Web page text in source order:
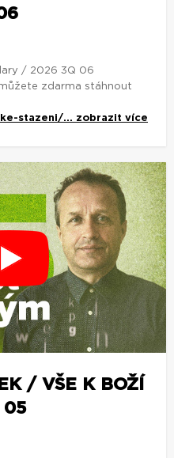
/ 2026 3Q 06
zdarma stáhnout
stazeni/... zobrazit více
/ VŠE K BOŽÍ
05